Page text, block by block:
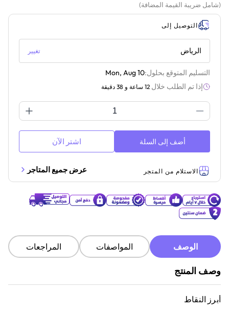
(شامل ضريبة القيمة المضافة)
التوصيل إلى
الرياض تغيير
التسليم المتوقع بحلول:Mon, Aug 10
إذا تم الطلب خلال 12 ساعة و 38 دقيقة
أضف إلى السلة اشتر الآن
الاستلام من المتجر عرض جميع المتاجر
الوصف المواصفات المراجعات
وصف المنتج
أبرز النقاط